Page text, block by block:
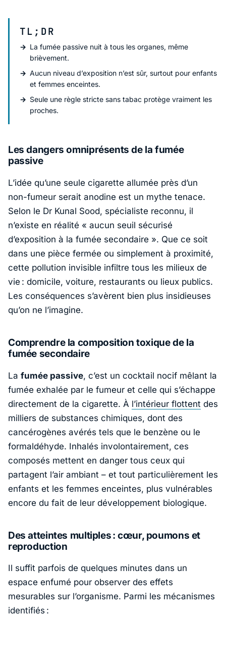
TL;DR
La fumée passive nuit à tous les organes, même
brièvement.
Aucun niveau d’exposition n’est sûr, surtout pour enfants
et femmes enceintes.
Seule une règle stricte sans tabac protège vraiment les
proches.
Les dangers omniprésents de lafumée
passive
L’idée qu’une seule cigarette allumée près d’un
non-fumeur serait anodine est un mythe tenace.
Selon le Dr Kunal Sood, spécialiste reconnu, il
n’existe en réalité « aucun seuil sécurisé
d’exposition à la fumée secondaire ». Que ce soit
dans une pièce fermée ou simplement à proximité,
cette pollution invisible infiltre tous les milieux de
vie : domicile, voiture, restaurants ou lieux publics.
Les conséquences s’avèrent bien plus insidieuses
qu’on ne l’imagine.
Comprendre la composition toxique de la
fumée secondaire
La fumée passive, c’est un cocktail nocif mêlant la
fumée exhalée par le fumeur et celle qui s’échappe
directement de la cigarette. À l’intérieur flottent des
milliers de substances chimiques, dont des
cancérogènes avérés tels que le benzène ou le
formaldéhyde. Inhalés involontairement, ces
composés mettent en danger tous ceux qui
partagent l’air ambiant – et tout particulièrement les
enfants et les femmes enceintes, plus vulnérables
encore du fait de leur développement biologique.
Des atteintes multiples : cœur, poumons et
reproduction
Il suffit parfois de quelques minutes dans un
espace enfumé pour observer des effets
mesurables sur l’organisme. Parmi les mécanismes
identifiés :